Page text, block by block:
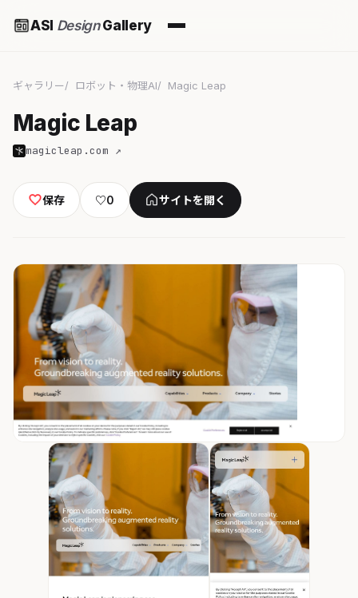
ASI DesignGallery
ギャラリー ロボット・物理AI Magic Leap
Magic Leap
magicleap.com ↗
保存 ♡0 サイトを開く